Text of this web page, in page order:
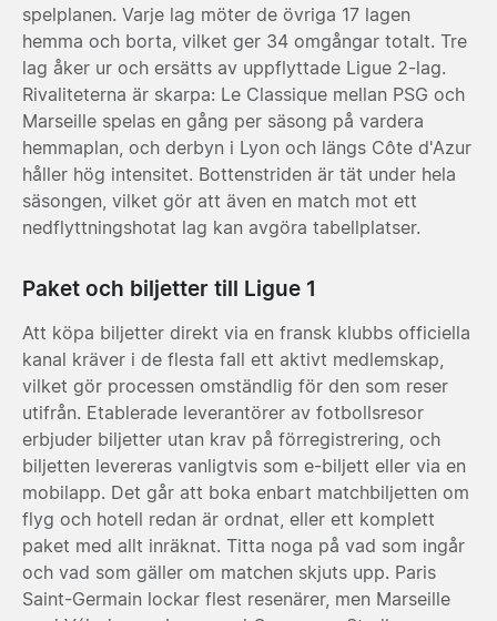
spelplanen. Varje lag möter de övriga 17 lagen
hemma och borta, vilket ger 34 omgångar totalt. Tre
lag åker ur och ersätts av uppflyttade Ligue 2-lag.
Rivaliteterna är skarpa: Le Classique mellan PSG och
Marseille spelas en gång per säsong på vardera
hemmaplan, och derbyn i Lyon och längs Côte d'Azur
håller hög intensitet. Bottenstriden är tät under hela
säsongen, vilket gör att även en match mot ett
nedflyttningshotat lag kan avgöra tabellplatser.
Paket och biljetter till Ligue 1
Att köpa biljetter direkt via en fransk klubbs officiella
kanal kräver i de flesta fall ett aktivt medlemskap,
vilket gör processen omständlig för den som reser
utifrån. Etablerade leverantörer av fotbollsresor
erbjuder biljetter utan krav på förregistrering, och
biljetten levereras vanligtvis som e-biljett eller via en
mobilapp. Det går att boka enbart matchbiljetten om
flyg och hotell redan är ordnat, eller ett komplett
paket med allt inräknat. Titta noga på vad som ingår
och vad som gäller om matchen skjuts upp. Paris
Saint-Germain lockar flest resenärer, men Marseille